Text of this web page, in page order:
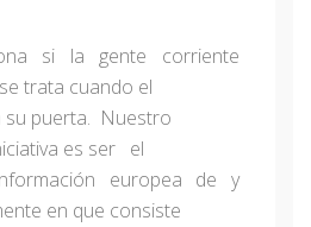
si la gente corriente
trata cuando el
su puerta. Nuestro
es ser el
europea de y
en que consiste